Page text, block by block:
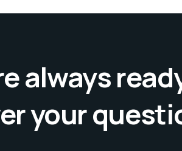
always
your